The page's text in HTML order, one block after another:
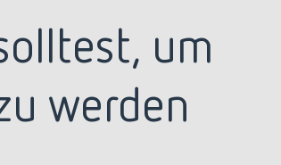
um
werden